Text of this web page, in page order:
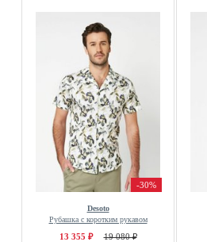
-30%
Desoto
Рубашка с коротким рукавом
13 355 ₽ 19 080 ₽